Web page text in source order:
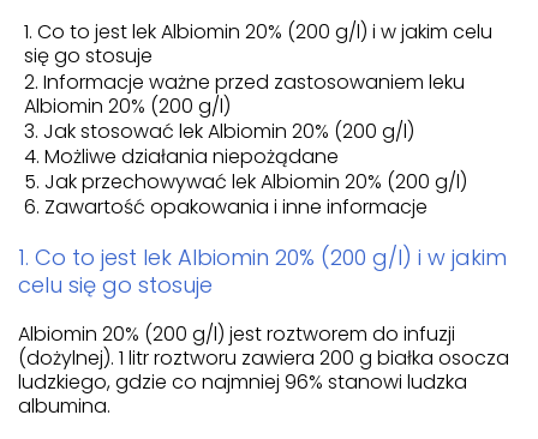
Co to jest lek Albiomin 20% (200 g/l) i w jakim celu
się go stosuje
Informacje ważne przed zastosowaniem leku
Albiomin 20% (200 g/l)
Jak stosować lek Albiomin 20% (200 g/l)
Możliwe działania niepożądane
Jak przechowywać lek Albiomin 20% (200 g/l)
Zawartość opakowania i inne informacje
1. Co to jest lek Albiomin 20% (200 g/l) i w jakim
celu się go stosuje
Albiomin 20% (200 g/l) jest roztworem do infuzji
(dożylnej). 1 litr roztworu zawiera 200 g białka osocza
ludzkiego, gdzie co najmniej 96% stanowi ludzka
albumina.